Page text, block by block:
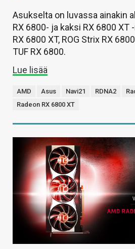
Asukselta on luvassa ainakin
RX 6800- ja kaksi RX 6800 XT
RX 6800 XT, ROG Strix RX
TUF RX 6800.
Lue lisää
AMD Asus Navi21 RDNA2
Radeon RX 6800 XT